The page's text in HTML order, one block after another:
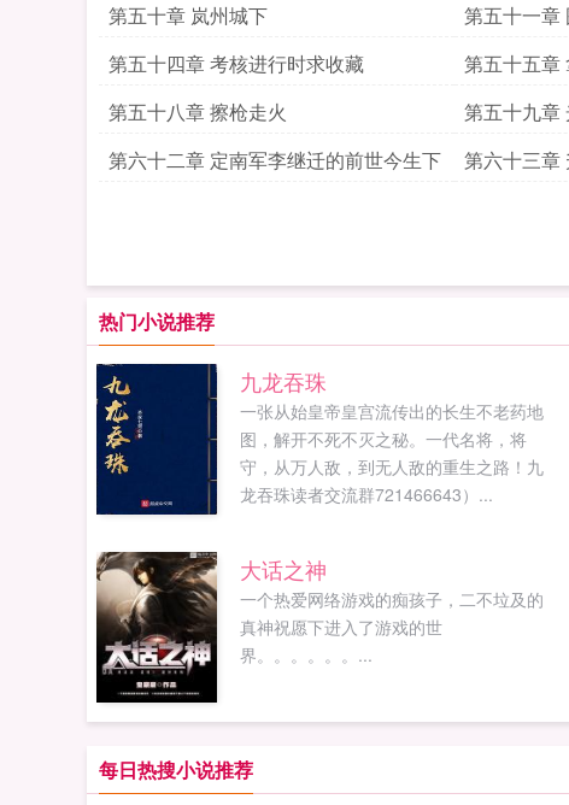
第五十章 岚州城下
第五十一章
第五十四章 考核进行时求收藏
第五十五章
第五十八章 擦枪走火
第五十九章
第六十二章 定南军李继迁的前世今生下
第六十三章
热门小说推荐
九龙吞珠
一张从始皇帝皇宫流传出的长生不老药地
图，解开不死不灭之秘。一代名将，将
守，从万人敌，到无人敌的重生之路！九
龙吞珠读者交流群721466643）...
大话之神
一个热爱网络游戏的痴孩子，二不垃及的
真神祝愿下进入了游戏的世
界。。。。。。...
每日热搜小说推荐